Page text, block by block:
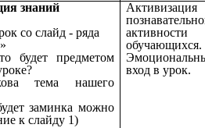
знаний
со слайд - ряда
будет предметом
тема нашего
заминка можно
к слайду 1)
Активизация
активности
обучающихся.
вход в урок.